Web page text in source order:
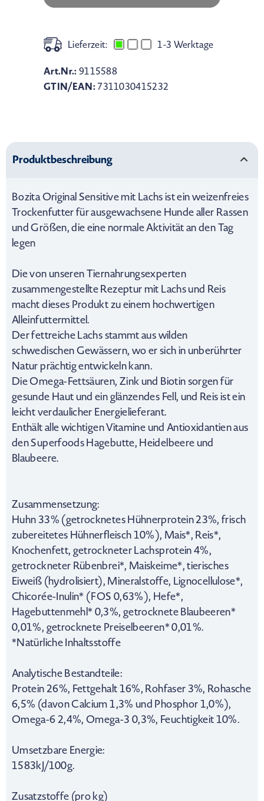
Lieferzeit: 1-3 Werktage
Art.Nr.:9115588
GTIN/EAN:7311030415232
Produktbeschreibung
Bozita Original Sensitive mit Lachs ist ein weizenfreies
Trockenfutter für ausgewachsene Hunde aller Rassen
und Größen, die eine normale Aktivität an den Tag
legen
Die von unseren Tiernahrungsexperten
zusammengestellte Rezeptur mit Lachs und Reis
macht dieses Produkt zu einem hochwertigen
Alleinfuttermittel.
Der fettreiche Lachs stammt aus wilden
schwedischen Gewässern, wo er sich in unberührter
Natur prächtig entwickeln kann.
Die Omega-Fettsäuren, Zink und Biotin sorgen für
gesunde Haut und ein glänzendes Fell, und Reis ist ein
leicht verdaulicher Energielieferant.
Enthält alle wichtigen Vitamine und Antioxidantien aus
den Superfoods Hagebutte, Heidelbeere und
Blaubeere.
Zusammensetzung:
Huhn 33% (getrocknetes Hühnerprotein 23%, frisch
zubereitetes Hühnerfleisch 10%), Mais*, Reis*,
Knochenfett, getrockneter Lachsprotein 4%,
getrockneter Rübenbrei*, Maiskeime*, tierisches
Eiweiß (hydrolisiert), Mineralstoffe, Lignocellulose*,
Chicorée-Inulin* (FOS 0,63%), Hefe*,
Hagebuttenmehl* 0,3%, getrocknete Blaubeeren*
0,01%, getrocknete Preiselbeeren* 0,01%.
*Natürliche Inhaltsstoffe
Analytische Bestandteile:
Protein 26%, Fettgehalt 16%, Rohfaser 3%, Rohasche
6,5% (davon Calcium 1,3% und Phosphor 1,0%),
Omega-6 2,4%, Omega-3 0,3%, Feuchtigkeit 10%.
Umsetzbare Energie:
1583kJ/100g.
Zusatzstoffe (pro kg)